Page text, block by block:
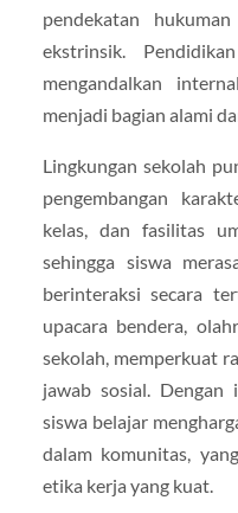
pendekatan
ekstrinsik.
mengandalkan
menjadi bagian alami
Lingkungan sekolah
pengembangan
kelas, dan fasilitas
sehingga siswa
berinteraksi secara
upacara bendera,
sekolah, memperkuat
jawab sosial.
siswa belajar
dalam komunitas,
etika kerja yang kuat.